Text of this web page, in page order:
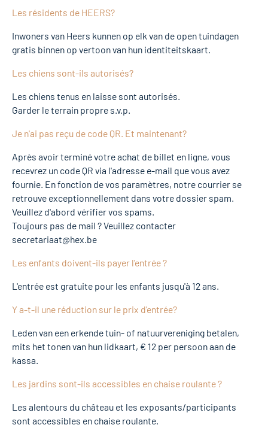
Les résidents de HEERS?
Inwoners van Heers kunnen op elk van de open tuindagen
gratis binnen op vertoon van hun identiteitskaart.
Les chiens sont-ils autorisés?
Les chiens tenus en laisse sont autorisés.
Garder le terrain propre s.v.p.
Je n'ai pas reçu de code QR. Et maintenant?
Après avoir terminé votre achat de billet en ligne, vous
recevrez un code QR via l'adresse e-mail que vous avez
fournie. En fonction de vos paramètres, notre courrier se
retrouve exceptionnellement dans votre dossier spam.
Veuillez d'abord vérifier vos spams.
Toujours pas de mail ? Veuillez contacter
secretariaat@hex.be
Les enfants doivent-ils payer l'entrée ?
L'entrée est gratuite pour les enfants jusqu'à 12 ans.
Y a-t-il une réduction sur le prix d'entrée?
Leden van een erkende tuin- of natuurvereniging betalen,
mits het tonen van hun lidkaart, € 12 per persoon aan de
kassa.
Les jardins sont-ils accessibles en chaise roulante ?
Les alentours du château et les exposants/participants
sont accessibles en chaise roulante.